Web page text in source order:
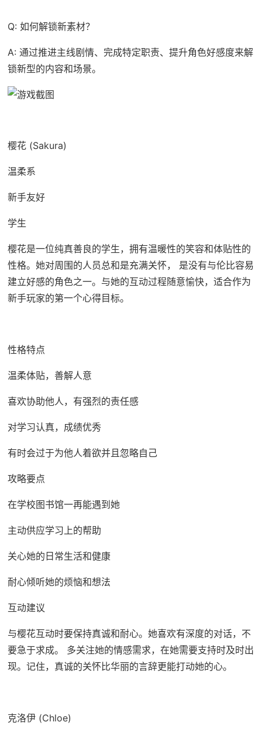
Q: 如何解锁新素材？
A: 通过推进主线剧情、完成特定职责、提升角色好感度来解
锁新型的内容和场景。
樱花 (Sakura)
温柔系
新手友好
学生
樱花是一位纯真善良的学生，拥有温暖性的笑容和体贴性的
性格。她对周围的人员总和是充满关怀， 是没有与伦比容易
建立好感的角色之一。与她的互动过程随意愉快，适合作为
新手玩家的第一个心得目标。
性格特点
温柔体贴，善解人意
喜欢协助他人，有强烈的责任感
对学习认真，成绩优秀
有时会过于为他人着欲并且忽略自己
攻略要点
在学校图书馆一再能遇到她
主动供应学习上的帮助
关心她的日常生活和健康
耐心倾听她的烦恼和想法
互动建议
与樱花互动时要保持真诚和耐心。她喜欢有深度的对话，不
要急于求成。 多关注她的情感需求，在她需要支持时及时出
现。记住，真诚的关怀比华丽的言辞更能打动她的心。
克洛伊 (Chloe)